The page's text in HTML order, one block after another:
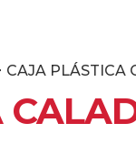
CAJA PLÁSTICA